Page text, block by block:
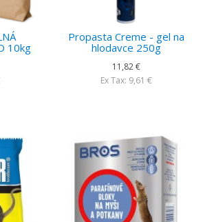
10kg
Propasta Creme - gel na
hlodavce 250g
11,82 €
Ex Tax: 9,61 €